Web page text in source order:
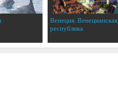
Венеция. Венецианская
республика